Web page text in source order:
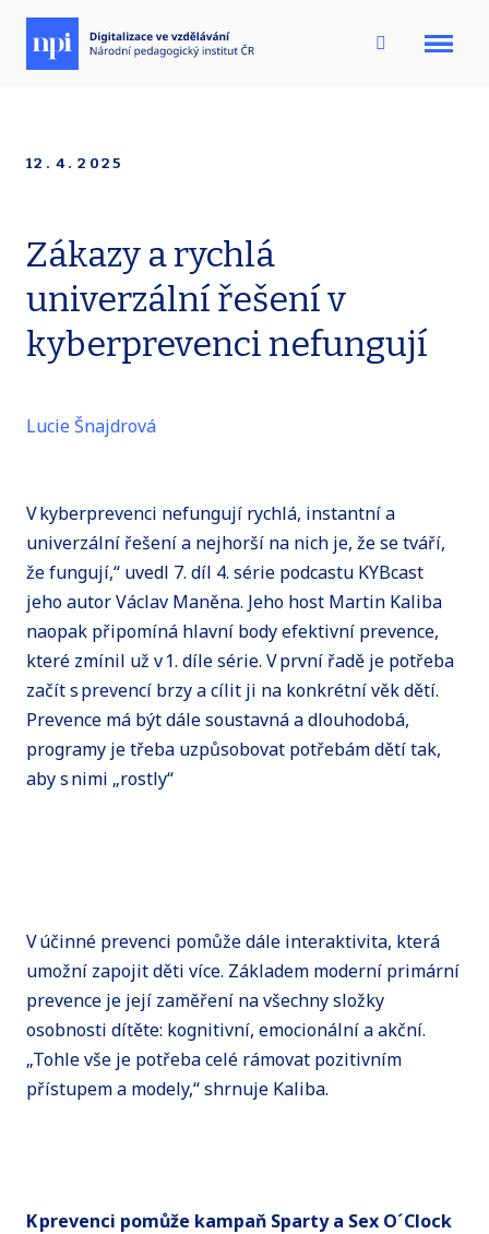
Menu
12. 4. 2025
Zákazy a rychlá
univerzální řešení v
kyberprevenci nefungují
Lucie Šnajdrová
V kyberprevenci nefungují rychlá, instantní a
univerzální řešení a nejhorší na nich je, že se tváří,
že fungují,“ uvedl 7. díl 4. série podcastu KYBcast
jeho autor Václav Maněna. Jeho host Martin Kaliba
naopak připomíná hlavní body efektivní prevence,
které zmínil už v 1. díle série. V první řadě je potřeba
začít s prevencí brzy a cílit ji na konkrétní věk dětí.
Prevence má být dále soustavná a dlouhodobá,
programy je třeba uzpůsobovat potřebám dětí tak,
aby s nimi „rostly“
V účinné prevenci pomůže dále interaktivita, která
umožní zapojit děti více. Základem moderní primární
prevence je její zaměření na všechny složky
osobnosti dítěte: kognitivní, emocionální a akční.
„Tohle vše je potřeba celé rámovat pozitivním
přístupem a modely,“ shrnuje Kaliba.
K prevenci pomůže kampaň Sparty a Sex O´Clock